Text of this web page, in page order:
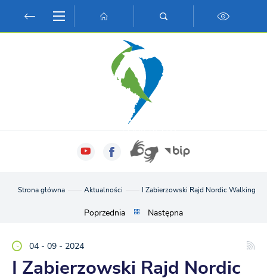
Przejdź do wyszukiwarki.
Przejdź do ustawień wielkości czcionki.
Włącz wersję kontrastową strony.
Strona główna Aktualności I Zabierzowski Rajd Nordic Walking
Poprzednia Następna
04 - 09 - 2024
I Zabierzowski Rajd Nordic